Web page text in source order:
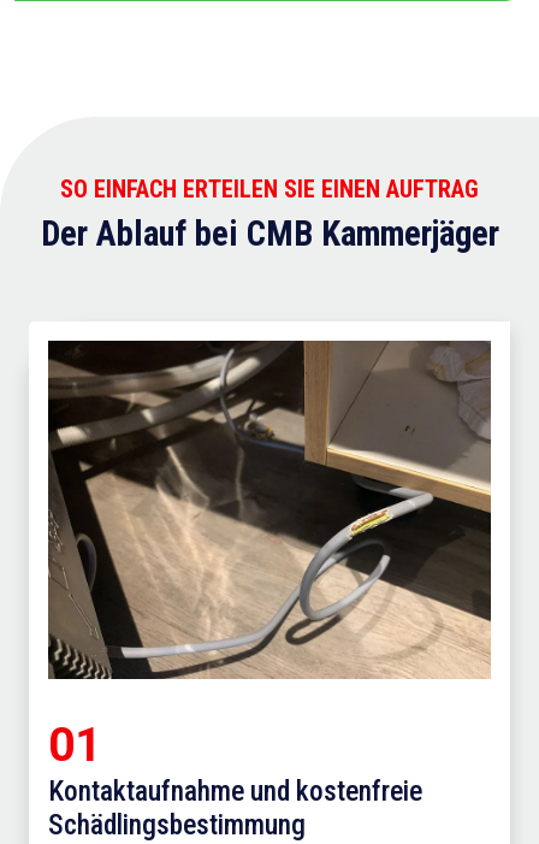
SO EINFACH ERTEILEN SIE EINEN AUFTRAG
Der Ablauf bei CMB Kammerjäger
01
Kontaktaufnahme und kostenfreie
Schädlingsbestimmung